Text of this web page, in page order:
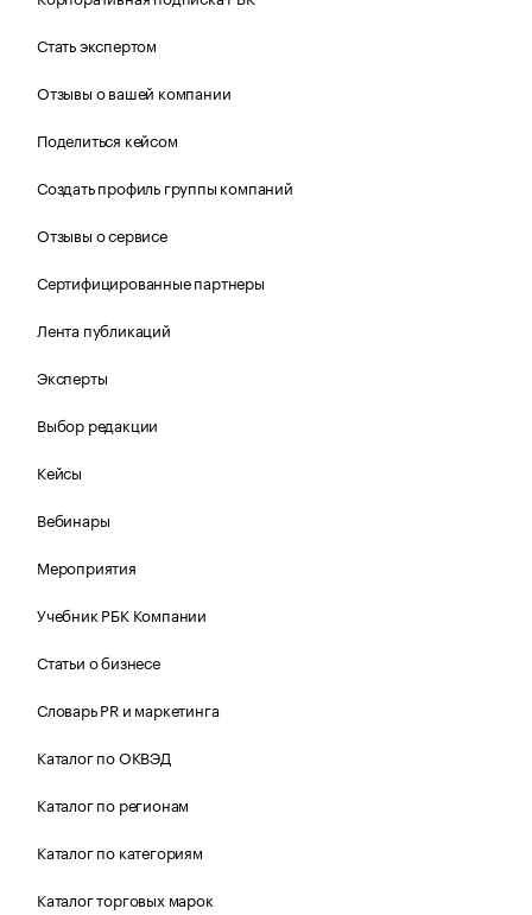
Стать экспертом
Отзывы о вашей компании
Поделиться кейсом
Создать профиль группы компаний
Отзывы о сервисе
Сертифицированные партнеры
Лента публикаций
Эксперты
Выбор редакции
Кейсы
Вебинары
Мероприятия
Учебник РБК Компании
Статьи о бизнесе
Словарь PR и маркетинга
Каталог по ОКВЭД
Каталог по регионам
Каталог по категориям
Каталог торговых марок